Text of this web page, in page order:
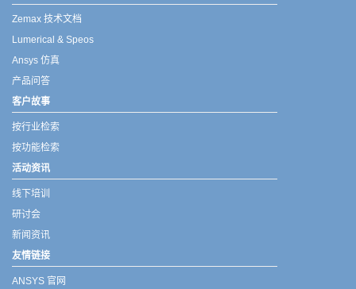
Zemax 技术文档
Lumerical & Speos
Ansys 仿真
产品问答
客户故事
按行业检索
按功能检索
活动资讯
线下培训
研讨会
新闻资讯
友情链接
ANSYS 官网